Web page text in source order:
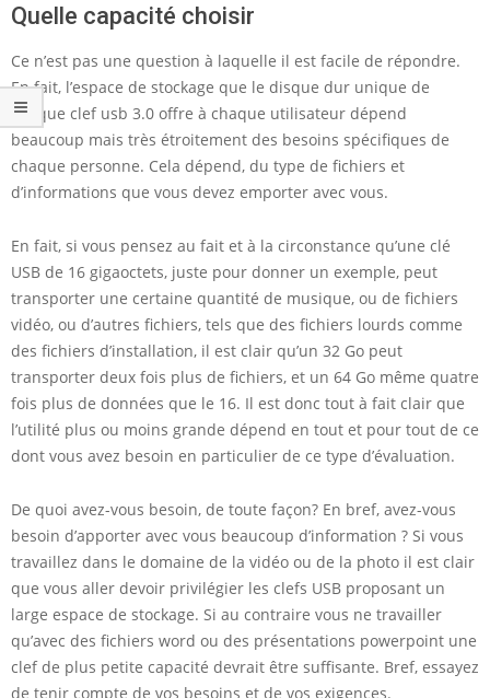
l
e
f
U
S
B
?
Quelle capacité choisir
Ce n’est pas une question à laquelle il est facile de répondre.
En fait, l’espace de stockage que le disque dur unique de
chaque clef usb 3.0 offre à chaque utilisateur dépend
beaucoup mais très étroitement des besoins spécifiques de
chaque personne. Cela dépend, du type de fichiers et
d’informations que vous devez emporter avec vous.
En fait, si vous pensez au fait et à la circonstance qu’une clé
USB de 16 gigaoctets, juste pour donner un exemple, peut
transporter une certaine quantité de musique, ou de fichiers
vidéo, ou d’autres fichiers, tels que des fichiers lourds comme
des fichiers d’installation, il est clair qu’un 32 Go peut
transporter deux fois plus de fichiers, et un 64 Go même quatre
fois plus de données que le 16. Il est donc tout à fait clair que
l’utilité plus ou moins grande dépend en tout et pour tout de ce
dont vous avez besoin en particulier de ce type d’évaluation.
De quoi avez-vous besoin, de toute façon? En bref, avez-vous
besoin d’apporter avec vous beaucoup d’information ? Si vous
travaillez dans le domaine de la vidéo ou de la photo il est clair
que vous aller devoir privilégier les clefs USB proposant un
large espace de stockage. Si au contraire vous ne travailler
qu’avec des fichiers word ou des présentations powerpoint une
clef de plus petite capacité devrait être suffisante. Bref, essayez
de tenir compte de vos besoins et de vos exigences.